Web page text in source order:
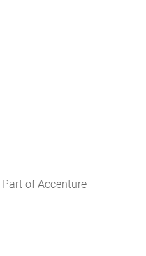
of Accenture